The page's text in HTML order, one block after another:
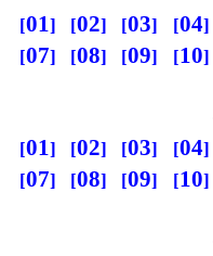
01 02 03 04
07
08 09 10
01 02 03 04
07
08 09 10